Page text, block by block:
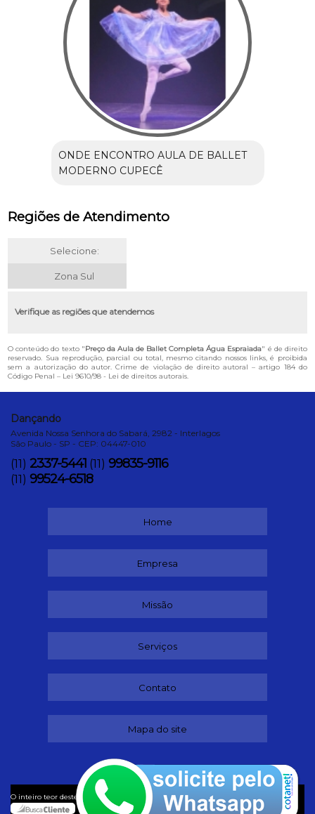
ONDE ENCONTRO AULA DE BALLET
MODERNO CUPECÊ
Regiões de Atendimento
Selecione:
Zona Sul
Verifique as regiões que atendemos
O conteúdo do texto "Preço da Aula de Ballet Completa Água Espraiada" é de direito
reservado. Sua reprodução, parcial ou total, mesmo citando nossos links, é proibida
sem a autorização do autor. Crime de violação de direito autoral – artigo 184 do
Código Penal – Lei 9610/98 - Lei de direitos autorais
Dançando
Avenida Nossa Senhora do Sabará, 2982 - Interlagos
São Paulo - SP - CEP: 04447-010
(11) 2337-5441 (11) 99835-9116
(11) 99524-6518
Home
Empresa
Missão
Serviços
Contato
Mapa do site
O inteiro teor deste site está sujeito à proteção de direitos autorais. Copyright
Dançando (Lei 9610 de 19/02/1998)